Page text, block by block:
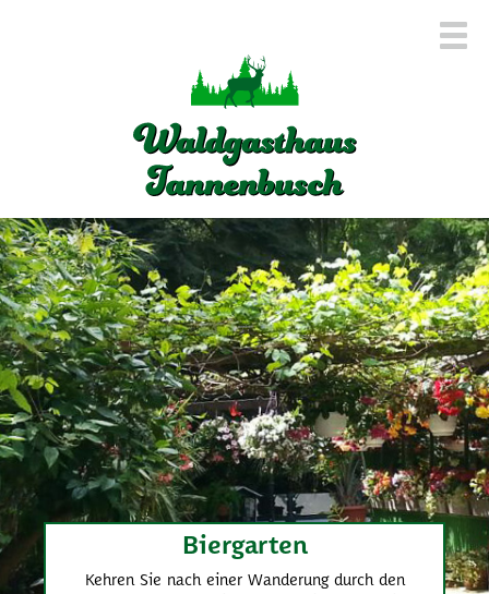
Navigation
überspringen
Biergarten
Kehren Sie nach einer Wanderung durch den